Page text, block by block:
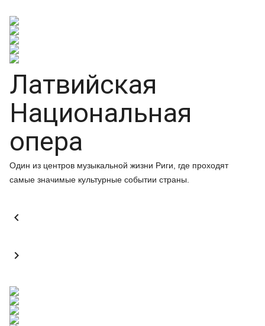
Латвийская
Национальная
опера
Один из центров музыкальной жизни Риги, где проходят
самые значимые культурные событии страны.

